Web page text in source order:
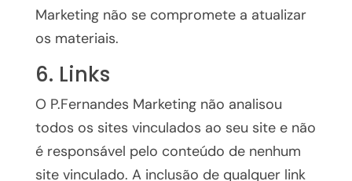
Marketing não se compromete a atualizar
os materiais.
6. Links
O P.Fernandes Marketing não analisou
todos os sites vinculados ao seu site e não
é responsável pelo conteúdo de nenhum
site vinculado. A inclusão de qualquer link